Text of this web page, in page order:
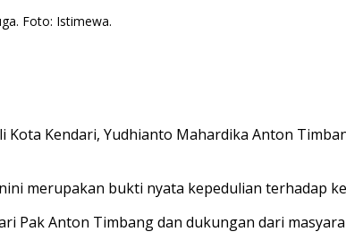
Foto: Istimewa.
Kota Kendari, Yudhianto Mahardika Anton
merupakan bukti nyata kepedulian terhadap
Pak Anton Timbang dan dukungan dari